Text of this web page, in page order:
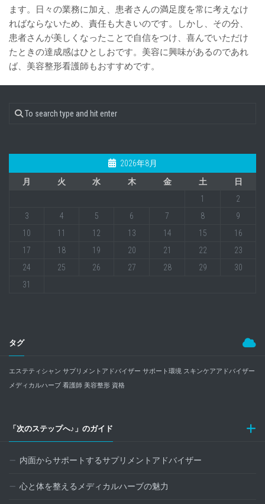
ます。日々の業務に加え、患者さんの満足度を常に考えなけ
ればならないため、責任も大きいのです。しかし、その分、
患者さんが美しくなったことで自信をつけ、喜んでいただけ
たときの達成感はひとしおです。美容に興味があるのであれ
ば、美容整形看護師もおすすめです。
2026年8月
月
火 水 木 金 土
日
1
2
3
4 5 6 7 8
9
10
11 12 13 14 15
16
17
18 19 20 21 22
23
24
25 26 27 28 29
30
31
タグ
エステティシャン サプリメントアドバイザー サポート環境 スキンケアアドバイザー
メディカルハーブ 看護師 美容整形 資格
「次のステップへ♪」のガイド
内面からサポートするサプリメントアドバイザー
心と体を整えるメディカルハーブの魅力